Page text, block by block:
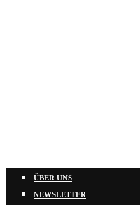
ÜBER UNS
NEWSLETTER